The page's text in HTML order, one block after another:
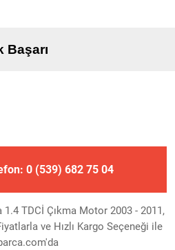
Başarı
0 (539) 682 75 04
1.4 TDCİ Çıkma Motor 2003 - 2011,
ve Hızlı Kargo Seçeneği ile